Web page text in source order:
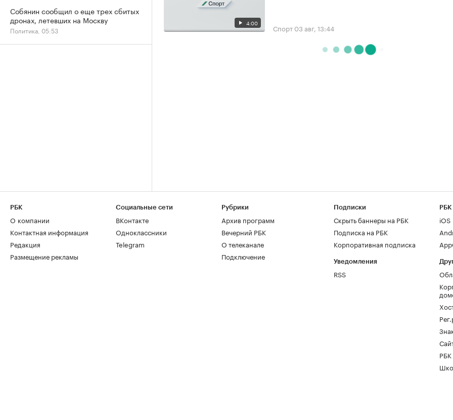
4:00 Спорт 03 авг, 13:44
Собянин сообщил о еще трех сбитых
дронах, летевших на Москву
Политика, 05:53
РБК
О компании
Контактная информация
Редакция
Размещение рекламы
Социальные сети
ВКонтакте
Одноклассники
Telegram
Рубрики
Архив программ
Вечерний РБК
О телеканале
Подключение
Подписки
Скрыть баннеры на РБК
Подписка на РБК
Корпоративная подписка
Уведомления
RSS
РБК
iOS